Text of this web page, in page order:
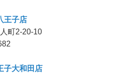
王子店
町2-20-10
子大和田店